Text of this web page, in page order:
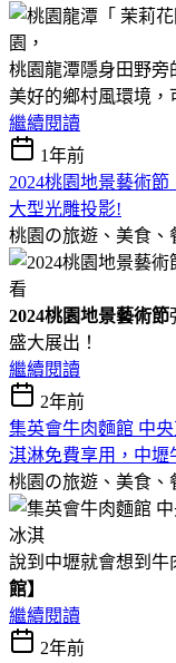
桃園龍潭隱身田野旁
美好的鄉村風環境，
繼續閱讀
1年前
2024桃園地景藝術
大型光雕投影!
桃園の旅遊、美食、
2024桃園地景藝術節
盛大展出！
繼續閱讀
2年前
集英會牛肉麵館 中
淇淋免費享用，中壢
桃園の旅遊、美食、
說到中壢就會想到牛
館】
繼續閱讀
2年前